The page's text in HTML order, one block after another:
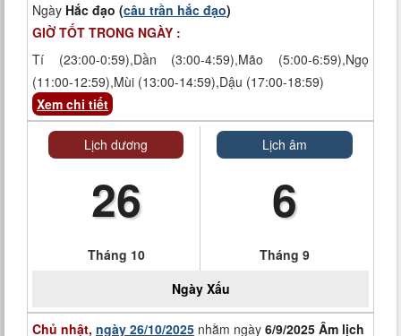
Ngày Hắc đạo (câu trần hắc đạo)
GIỜ TỐT TRONG NGÀY :
Tí (23:00-0:59),Dần (3:00-4:59),Mão (5:00-6:59),Ngọ
(11:00-12:59),Mùi (13:00-14:59),Dậu (17:00-18:59)
Xem chi tiết
Lịch dương
26
Tháng 10
Lịch âm
6
Tháng 9
Ngày Xấu
Chủ nhật, ngày 26/10/2025 nhằm ngày 6/9/2025 Âm lịch